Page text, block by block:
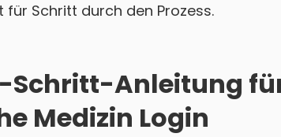
für Schritt durch den Prozess.
Anleitung
Medizin Login